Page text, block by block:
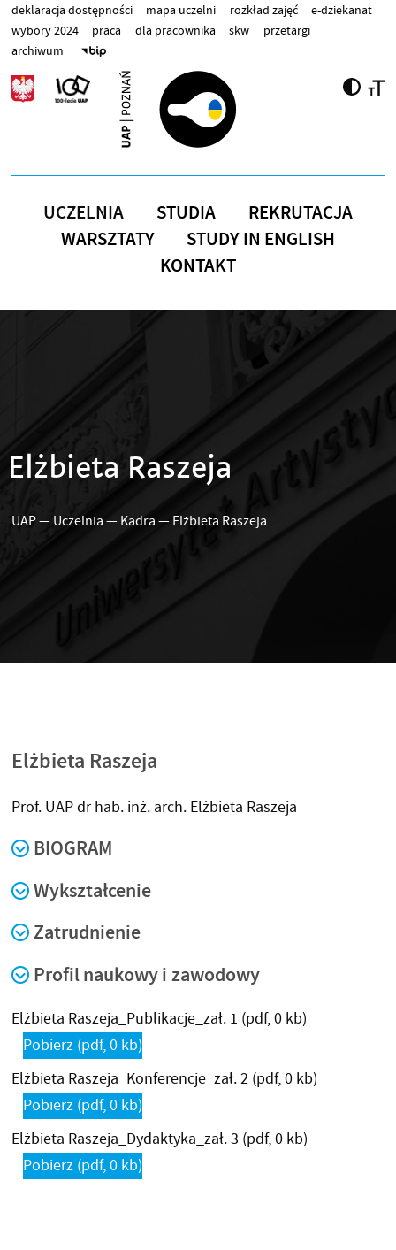
Przejdź do treści
deklaracja dostępności mapa uczelni rozkład zajęć
e-dziekanat
wybory 2024
praca dla pracownika skw
przetargi
archiwum
UCZELNIA STUDIA
REKRUTACJA
WARSZTATY
STUDY IN ENGLISH
KONTAKT
Elżbieta Raszeja
UAP— Uczelnia — Kadra — Elżbieta Raszeja
Elżbieta Raszeja
Prof. UAP dr hab. inż. arch. Elżbieta Raszeja
BIOGRAM
Wykształcenie
Zatrudnienie
Profil naukowy i zawodowy
Elżbieta Raszeja_Publikacje_zał. 1 (pdf, 0 kb)
Pobierz (pdf, 0 kb)
Elżbieta Raszeja_Konferencje_zał. 2 (pdf, 0 kb)
Pobierz (pdf, 0 kb)
Elżbieta Raszeja_Dydaktyka_zał. 3 (pdf, 0 kb)
Pobierz (pdf, 0 kb)